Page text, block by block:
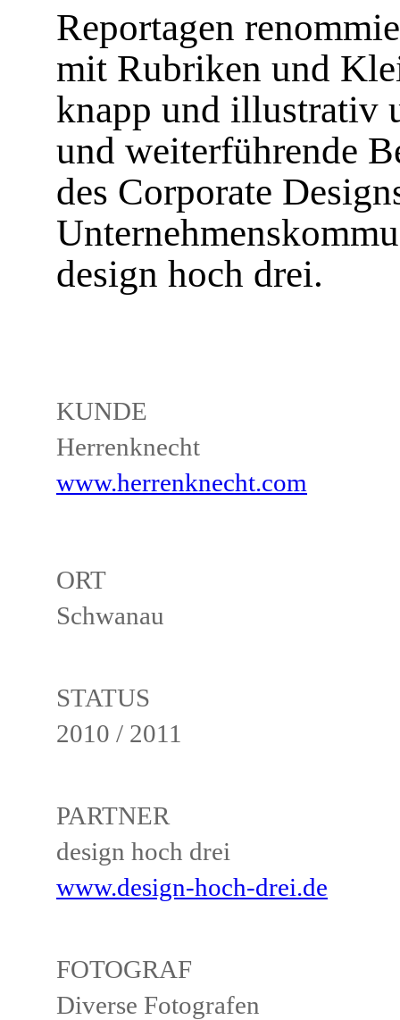
Reportagen
mit Rubriken und
knapp und illustrativ
und weiterführende
des Corporate
design hoch drei.
KUNDE
Herrenknecht
www.herrenknecht.com
ORT
Schwanau
STATUS
2010 / 2011
PARTNER
design hoch drei
www.design-hoch-drei.de
FOTOGRAF
Diverse Fotografen